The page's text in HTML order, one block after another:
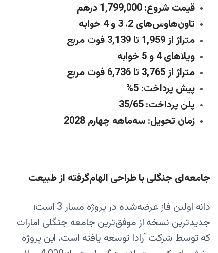
قیمت شروع: 1,799,000 درهم
تاون‌هاوس‌های 2، 3 و 4 خوابه
متراژ از 1,959 تا 3,139 فوت مربع
ویلاهای 4 و 5 خوابه
متراژ از 3,765 تا 6,736 فوت مربع
پیش پرداخت: 5%
پلن پرداخت: 35/65
زمان تحویل: سه‌ماهه چهارم 2028
جامعه‌ای جنگلی با طراحی الهام‌گرفته از طبیعت
دانه اولین فاز عرضه‌شده در پروژه مسار 3 است؛
جدیدترین نسخه از موفق‌ترین جامعه جنگلی امارات
که توسط شرکت آرا‌دا توسعه یافته است. این پروژه